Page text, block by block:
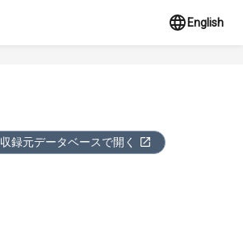
English
収録元データベースで開く